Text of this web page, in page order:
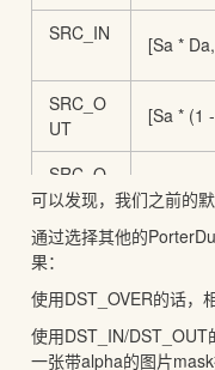
SRC_IN [Sa *
SRC_O
UT
[Sa * (1
SRC_O
VER
[Sa +
XOR
[Sa +
可以发现，我们之前的
通过选择其他的
果：
使用DST_OVER的话，
使用DST_IN/
一张带alpha的图片